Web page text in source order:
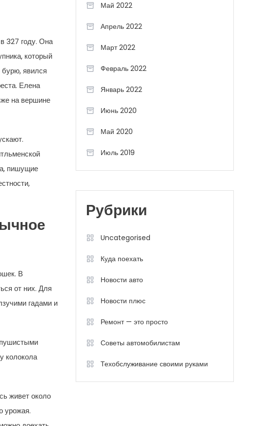
327 году. Она
который
явился
Елена
на вершине
пишущие
В
от них. Для
гадами и
колокола
живет около
урожая.
Май 2022
Апрель 2022
Март 2022
Февраль 2022
Январь 2022
Июнь 2020
Май 2020
Июль 2019
Рубрики
Uncategorised
Куда поехать
Новости авто
Новости плюс
Ремонт — это просто
Советы автомобилистам
Техобслуживание своими руками